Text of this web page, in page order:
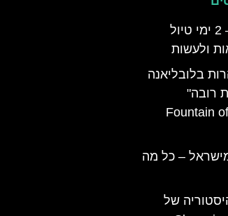
יומיים בלובליאנה – 2 ימי טיול
ולעשות
בלובליאנה
רובה"
(Fountain
– כל מה
של